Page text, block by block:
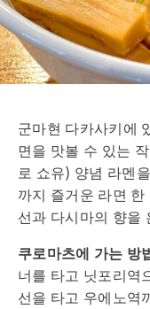
군마현 다카사키에
면을 맛볼 수 있는
로 쇼유) 양념 라멘
까지 즐거운 라면
선과 다시마의 향을
쿠로마츠에 가는 방
너를 타고 닛포리역
선을 타고 우에노역